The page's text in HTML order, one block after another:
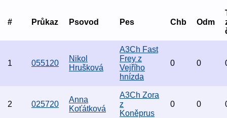
# Průkaz Psovod Pes Chb Odm
1 055120
Nikol
Hrušková
A3Ch Fast
Frey z
Vejřího
hnízda
0 0
2 025720
Anna
Koťátková
A3Ch Zora
z
Koněprus
0 0